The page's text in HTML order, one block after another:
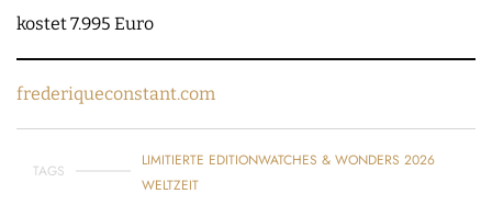
kostet 7.995 Euro
frederiqueconstant.com
TAGS
LIMITIERTE EDITIONWATCHES & WONDERS 2026
WELTZEIT